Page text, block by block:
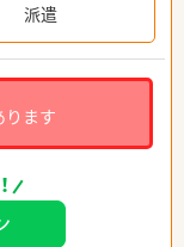
派遣
ります